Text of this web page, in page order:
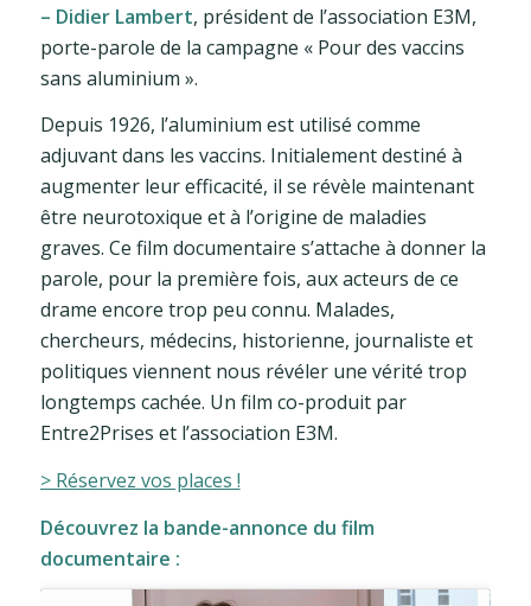
– Didier Lambert, président de l’association E3M,
porte-parole de la campagne « Pour des vaccins
sans aluminium ».
Depuis 1926, l’aluminium est utilisé comme
adjuvant dans les vaccins. Initialement destiné à
augmenter leur efficacité, il se révèle maintenant
être neurotoxique et à l’origine de maladies
graves. Ce film documentaire s’attache à donner la
parole, pour la première fois, aux acteurs de ce
drame encore trop peu connu. Malades,
chercheurs, médecins, historienne, journaliste et
politiques viennent nous révéler une vérité trop
longtemps cachée. Un film co-produit par
Entre2Prises et l’association E3M.
> Réservez vos places !
Découvrez la bande-annonce du film
documentaire :